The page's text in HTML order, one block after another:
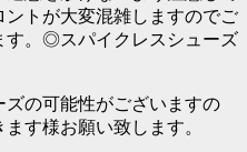
トが大変混雑しますのでご
す。◎スパイクレスシューズ
の可能性がございますの
す様お願い致します。